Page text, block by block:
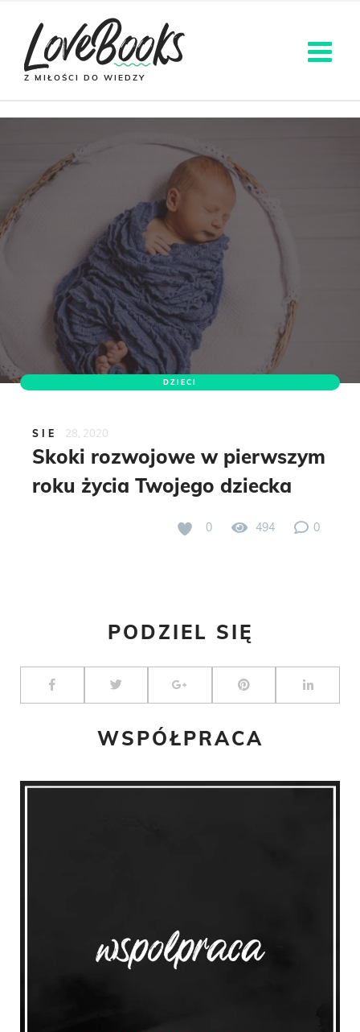
Z MIŁOŚCI DO WIEDZY
DZIECI
SIE 28, 2020
Skoki rozwojowe w pierwszym
roku życia Twojego dziecka
0 494 0
PODZIEL SIĘ
WSPÓŁPRACA